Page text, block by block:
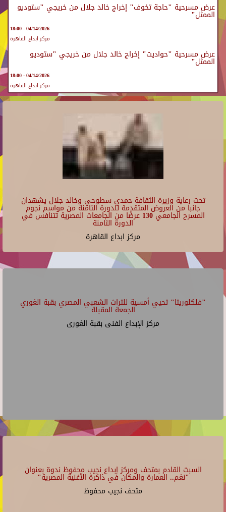
عرض مسرحية "حاجة تخوف" إخراج خالد جلال من خريجي "ستوديو
الممثل"
04/14/2026 - 18:00
مركز ابداع القاهرة
عرض مسرحية "حواديت" إخراج خالد جلال من خريجي "ستوديو
الممثل"
04/14/2026 - 18:00
مركز ابداع القاهرة
تحت رعاية وزيرة الثقافة حمدي سطوحي وخالد جلال يشهدان
جانبا من العروض المتقدمة للدورة الثامنة من مواسم نجوم
المسرح الجامعي 130 عرضًا من الجامعات المصرية تتنافس في
الدورة الثامنة
مركز ابداع القاهرة
"فلكلوريتا" تحيي أمسية للتراث الشعبي المصري بقبة الغوري
الجمعة المقبلة
مركز الإبداع الفنى بقبة الغورى
السبت القادم بمتحف ومركز إبداع نجيب محفوظ ندوة بعنوان
"نغم.. العمارة والمكان في ذاكرة الأغنية المصرية"
متحف نجيب محفوظ